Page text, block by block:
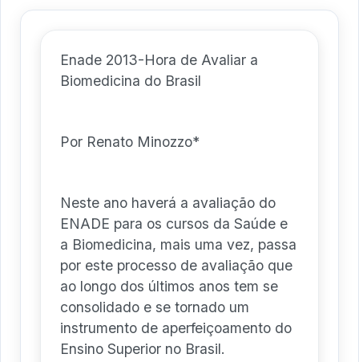
Enade 2013-Hora de Avaliar a
Biomedicina do Brasil
Por Renato Minozzo*
Neste ano haverá a avaliação do
ENADE para os cursos da Saúde e
a Biomedicina, mais uma vez, passa
por este processo de avaliação que
ao longo dos últimos anos tem se
consolidado e se tornado um
instrumento de aperfeiçoamento do
Ensino Superior no Brasil.